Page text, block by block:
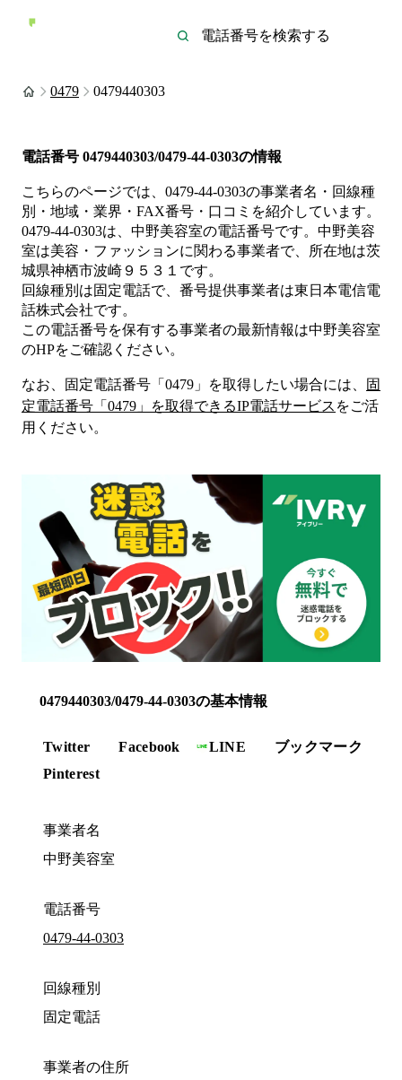
0479 0479440303
電話番号 0479440303/0479-44-0303の情報
こちらのページでは、 0479-44-0303の事業者名・回線種
別・地域・業界・FAX番号・口コミを紹介しています。
0479-44-0303は、 中野美容室の電話番号です。 中野美容
室は美容・ファッションに関わる事業者で、所在地は茨
城県神栖市波崎９５３１ です。
回線種別は固定電話で、番号提供事業者は東日本電信電
話株式会社です。
この電話番号を保有する事業者の最新情報は中野美容室
のHPをご確認ください。
なお、固定電話番号「 0479 」を取得したい場合には、
固
定電話番号「 0479 」を取得できるIP電話サービス をご活
用ください。
0479440303/0479-44-0303の基本情報
Twitter Facebook LINE
ブックマーク
Pinterest
事業者名
中野美容室
電話番号
0479-44-0303
回線種別
固定電話
事業者の住所